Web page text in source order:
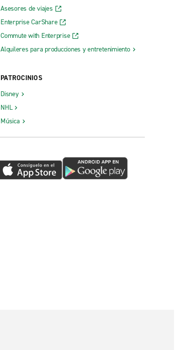
Asesores de viajes
Enterprise CarShare
Commute with Enterprise
Alquileres para producciones y entretenimiento
PATROCINIOS
Disney
NHL
Música